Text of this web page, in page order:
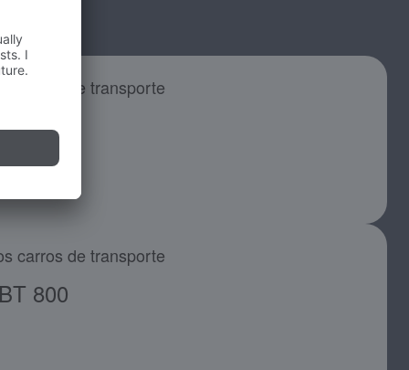
carros de transporte
400
carros de transporte
800